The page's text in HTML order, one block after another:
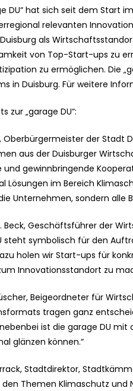
DU“ hat sich seit dem Start
relevanten
Duisburg als
von Top-Start-ups zu
zu ermöglichen. Die
in Duisburg. Für weitere
zur „garage DU“:
Oberbürgermeister der Stadt
aus der Duisburger
und gewinnbringende
Lösungen im Bereich
Unternehmen, sondern alle
Beck, Geschäftsführer der
steht symbolisch für den
holen wir Start-ups für
Innovationsstandort zu
Beigeordneter für
tragen ganz
ist die garage DU
glänzen können.“
Stadtdirektor,
Themen Klimaschutz und